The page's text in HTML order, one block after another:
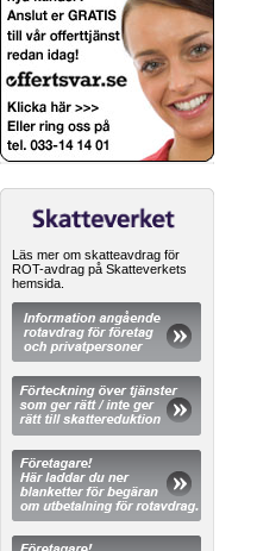
Läs mer om skatteavdrag för
ROT-avdrag på Skatteverkets
hemsida.